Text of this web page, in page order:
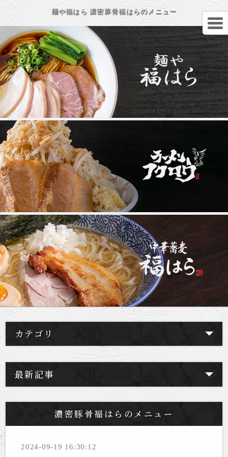
麺や福はら 濃密豚骨福はらのメニュー
カテゴリ
最新記事
濃密豚骨福はらのメニュー
2024-09-19 16:30:12